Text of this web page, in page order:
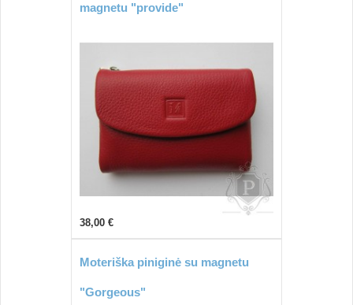
magnetu "provide"
38,00 €
Moteriška piniginė su magnetu
"Gorgeous"